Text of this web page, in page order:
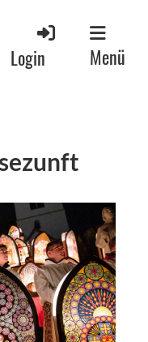
Login Menü